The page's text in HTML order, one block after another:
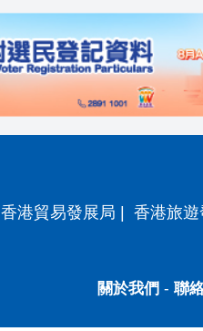
香港貿易發展局 | 香港旅遊
關於我們 - 聯